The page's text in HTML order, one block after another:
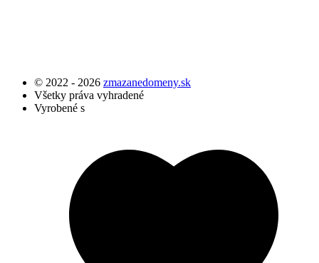
© 2022 - 2026 zmazanedomeny.sk
Všetky práva vyhradené
Vyrobené s